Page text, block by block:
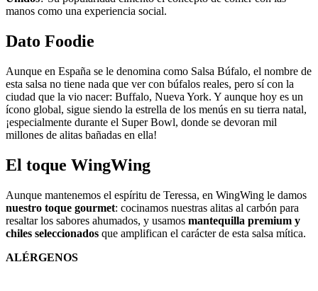
manos como una experiencia social.
Dato Foodie
Aunque en España se le denomina como Salsa Búfalo, el nombre de
esta salsa no tiene nada que ver con búfalos reales, pero sí con la
ciudad que la vio nacer: Buffalo, Nueva York. Y aunque hoy es un
ícono global, sigue siendo la estrella de los menús en su tierra natal,
¡especialmente durante el Super Bowl, donde se devoran mil
millones de alitas bañadas en ella!
El toque WingWing
Aunque mantenemos el espíritu de Teressa, en WingWing le damos
nuestro toque gourmet: cocinamos nuestras alitas al carbón para
resaltar los sabores ahumados, y usamos mantequilla premium y
chiles seleccionados que amplifican el carácter de esta salsa mítica.
ALÉRGENOS